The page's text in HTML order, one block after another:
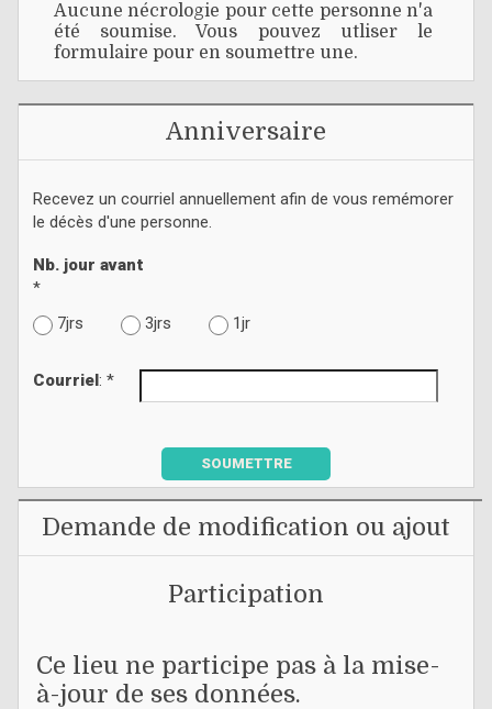
Aucune nécrologie pour cette personne n'a
été soumise. Vous pouvez utliser le
formulaire pour en soumettre une.
Anniversaire
Recevez un courriel annuellement afin de vous remémorer
le décès d'une personne.
Nb. jour avant
*
7jrs
3jrs 1jr
Courriel : *
SOUMETTRE
Demande de modification ou ajout
Participation
Ce lieu ne participe pas à la mise-
à-jour de ses données.